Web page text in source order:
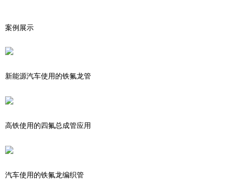
案例展示
新能源汽车使用的铁氟龙管
高铁使用的四氟总成管应用
汽车使用的铁氟龙编织管